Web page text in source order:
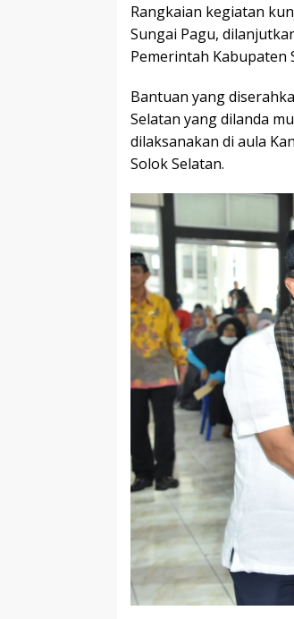
Rangkaian kegiatan
Sungai Pagu,
Pemerintah Kabupaten
Bantuan yang
Selatan yang dilanda
dilaksanakan di aula
Solok Selatan.